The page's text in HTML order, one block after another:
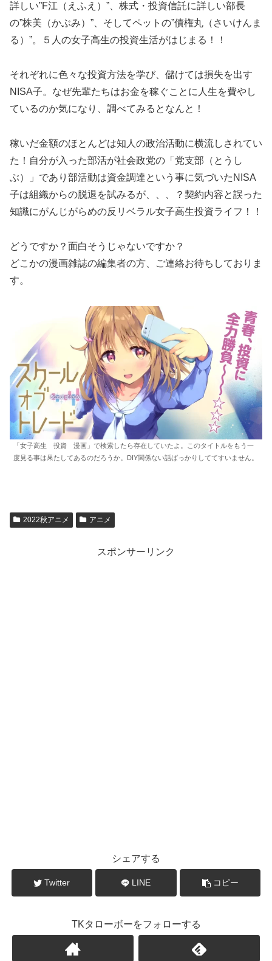
詳しい”F江（えふえ）”、株式・投資信託に詳しい部長
の”株美（かぶみ）”、そしてペットの”債権丸（さいけんま
る）”。５人の女子高生の投資生活がはじまる！！
それぞれに色々な投資方法を学び、儲けては損失を出す
NISA子。なぜ先輩たちはお金を稼ぐことに人生を費やし
ているのか気になり、調べてみるとなんと！
稼いだ金額のほとんどは知人の政治活動に横流しされてい
た！自分が入った部活が社会政党の「党支部（とうし
ぶ）」であり部活動は資金調達という事に気づいたNISA
子は組織からの脱退を試みるが、、、？契約内容と誤った
知識にがんじがらめの反リベラル女子高生投資ライフ！！
どうですか？面白そうじゃないですか？
どこかの漫画雑誌の編集者の方、ご連絡お待ちしておりま
す。
「女子高生 投資 漫画」で検索したら存在していたよ。このタイトルをもう一
度見る事は果たしてあるのだろうか。DIY関係ない話ばっかりしててすいません。
2022秋アニメ アニメ
スポンサーリンク
シェアする
Twitter LINE コピー
TKタローボーをフォローする